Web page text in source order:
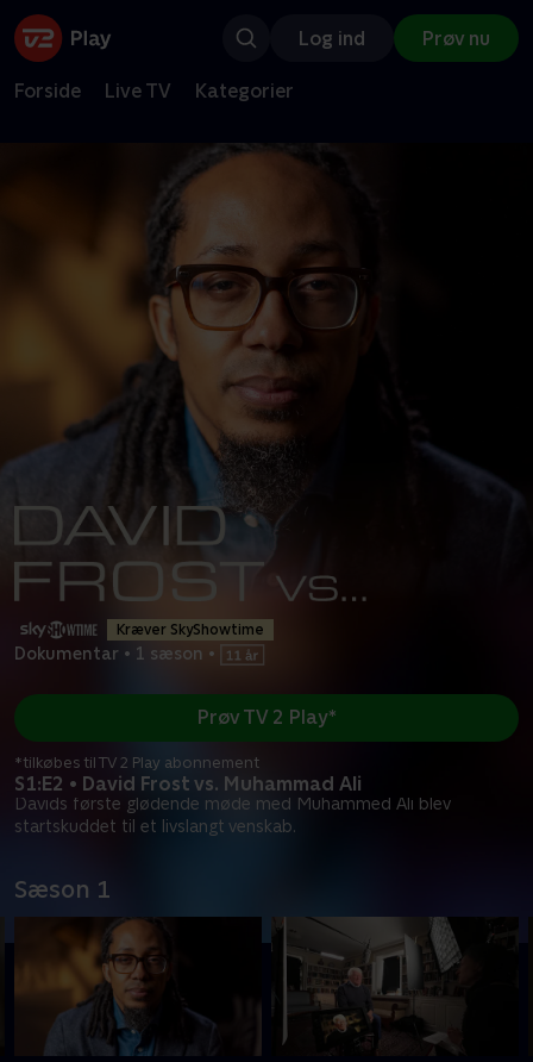
Log ind Prøv nu
Forside Live TV Kategorier
Kræver SkyShowtime
Dokumentar • 1 sæson •
S1:E2 • David Frost vs. Muhammad Ali
Davids første glødende møde med Muhammed Ali blev
startskuddet til et livslangt venskab.
Prøv TV 2 Play*
*tilkøbes til TV 2 Play abonnement
Sæson 1